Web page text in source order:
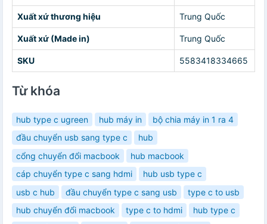
Xuất xứ thương hiệu Trung Quốc
Xuất xứ (Made in) Trung Quốc
SKU 5583418334665
Từ khóa
hub type c ugreen hub máy in
bộ chia máy in 1 ra 4
đầu chuyển usb sang type c
hub
cổng chuyển đổi macbook
hub macbook
cáp chuyển type c sang hdmi
hub usb type c
usb c hub
đầu chuyển type c sang usb
type c to usb
hub chuyển đổi macbook
type c to hdmi
hub type c